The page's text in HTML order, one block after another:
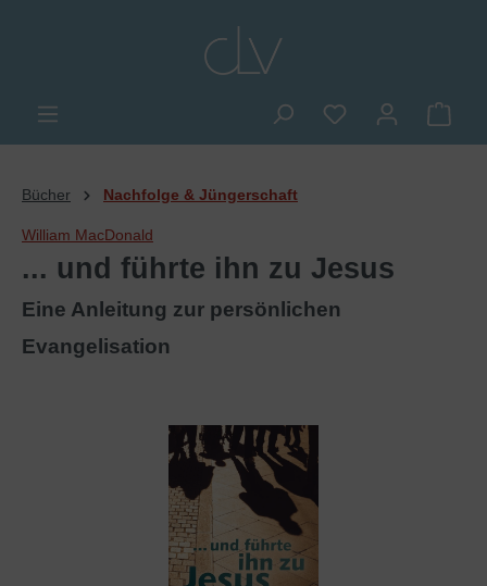
Du hast 0
Bücher Nachfolge & Jüngerschaft
William MacDonald
... und führte ihn zu Jesus
Eine Anleitung zur persönlichen
Evangelisation
Bildergalerie überspringen